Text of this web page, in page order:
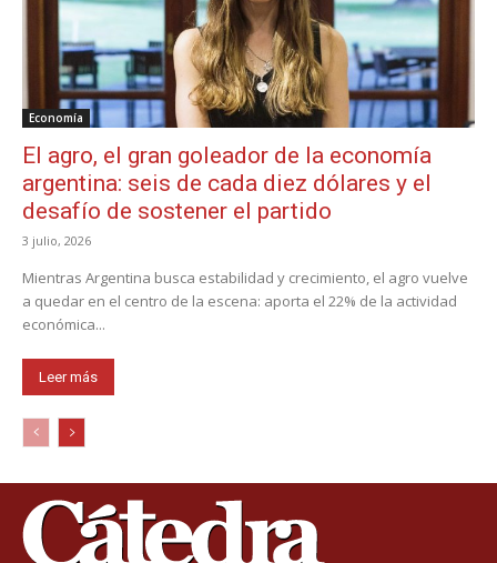
Economía
El agro, el gran goleador de la economía
argentina: seis de cada diez dólares y el
desafío de sostener el partido
3 julio, 2026
Mientras Argentina busca estabilidad y crecimiento, el agro vuelve
a quedar en el centro de la escena: aporta el 22% de la actividad
económica...
Leer más